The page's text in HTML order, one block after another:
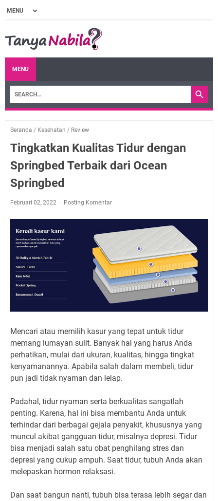
MENU
Beranda / Kesehatan / Review
Tingkatkan Kualitas Tidur dengan
Springbed Terbaik dari Ocean
Springbed
Februari 02, 2022 Posting Komentar
Mencari atau memilih kasur yang tepat untuk tidur
memang lumayan sulit. Banyak hal yang harus Anda
perhatikan, mulai dari ukuran, kualitas, hingga tingkat
kenyamanannya. Apabila salah dalam membeli, tidur
pun jadi tidak nyaman dan lelap.
Padahal, tidur nyaman serta berkualitas sangatlah
penting. Karena, hal ini bisa membantu Anda untuk
terhindar dari berbagai gejala penyakit, khususnya yang
muncul akibat gangguan tidur, misalnya depresi. Tidur
bisa menjadi salah satu obat penghilang stres dan
depresi yang cukup ampuh. Saat tidur, tubuh Anda akan
melepaskan hormon relaksasi.
Dan saat bangun nanti, tubuh bisa terasa lebih segar dan